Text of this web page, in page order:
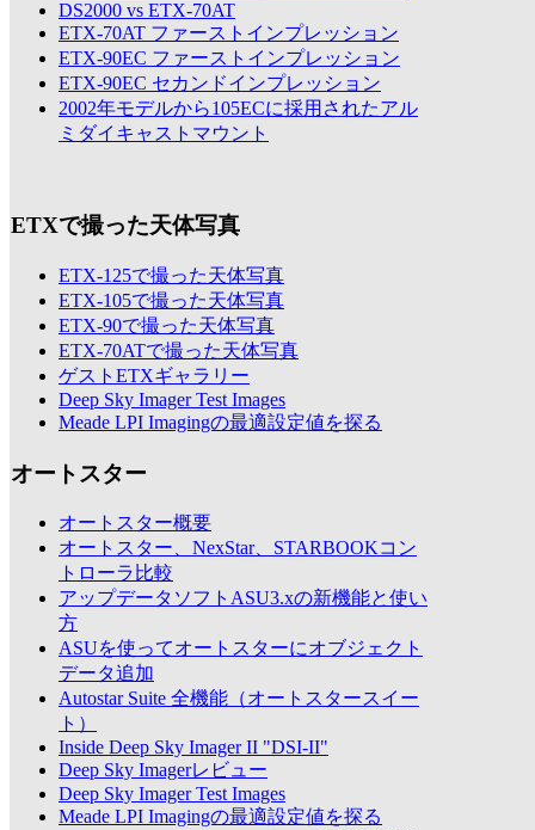
DS2000 vs ETX-70AT
ETX-70AT ファーストインプレッション
ETX-90EC ファーストインプレッション
ETX-90EC セカンドインプレッション
2002年モデルから105ECに採用されたアル
ミダイキャストマウント
ETXで撮った天体写真
ETX-125で撮った天体写真
ETX-105で撮った天体写真
ETX-90で撮った天体写真
ETX-70ATで撮った天体写真
ゲストETXギャラリー
Deep Sky Imager Test Images
Meade LPI Imagingの最適設定値を探る
オートスター
オートスター概要
オートスター、NexStar、STARBOOKコン
トローラ比較
アップデータソフトASU3.xの新機能と使い
方
ASUを使ってオートスターにオブジェクト
データ追加
Autostar Suite 全機能（オートスタースイー
ト）
Inside Deep Sky Imager II "DSI-II"
Deep Sky Imagerレビュー
Deep Sky Imager Test Images
Meade LPI Imagingの最適設定値を探る